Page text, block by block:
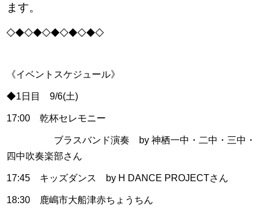
ます。
◇◆◇◆◇◆◇◆◇◆◇
《イベントスケジュール》
◆1日目 9/6(土)
17:00 乾杯セレモニー
ブラスバンド演奏 by 神栖一中・二中・三中・
四中吹奏楽部さん
17:45 キッズダンス by H DANCE PROJECTさん
18:30 鹿嶋市大船津赤ちょうちん